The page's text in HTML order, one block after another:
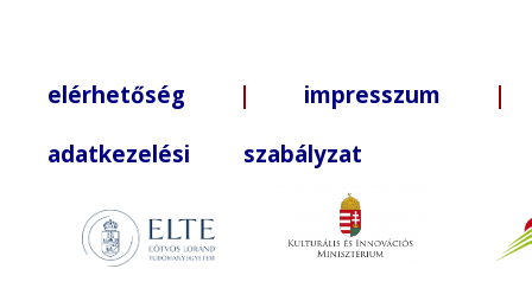
elérhetőség | impresszum |
adatkezelési szabályzat